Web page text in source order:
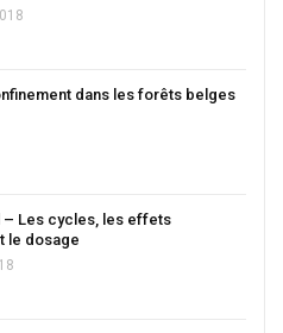
dans les forêts belges
– Les cycles, les effets
le dosage